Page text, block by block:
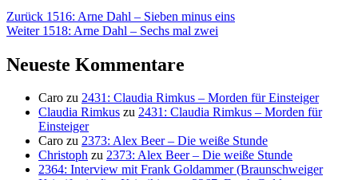
Beitragsnavigation
Zurück Vorheriger
Beitrag:
1516: Arne Dahl – Sieben minus eins
Weiter Nächster
1518: Arne Dahl – Sechs mal zwei
Neueste Kommentare
Caro zu 2431: Claudia Rimkus – Morden für Einsteiger
Claudia Rimkus zu 2431: Claudia Rimkus – Morden für
Einsteiger
Caro zu 2373: Alex Beer – Die weiße Stunde
Christoph zu 2373: Alex Beer – Die weiße Stunde
2364: Interview mit Frank Goldammer (Braunschweiger